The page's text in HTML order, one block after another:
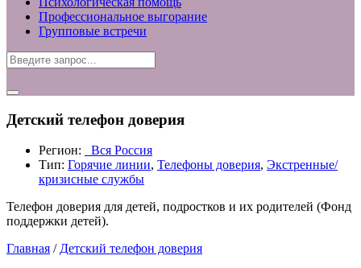
Профессиональное выгорание
Групповые встречи
Детский телефон доверия
Регион:
_Вся Россия
Тип: Горячие линии, Телефоны доверия, Экстренные/
кризисные службы
Телефон доверия для детей, подростков и их родителей (Фонд
поддержки детей).
Главная /Детский телефон доверия